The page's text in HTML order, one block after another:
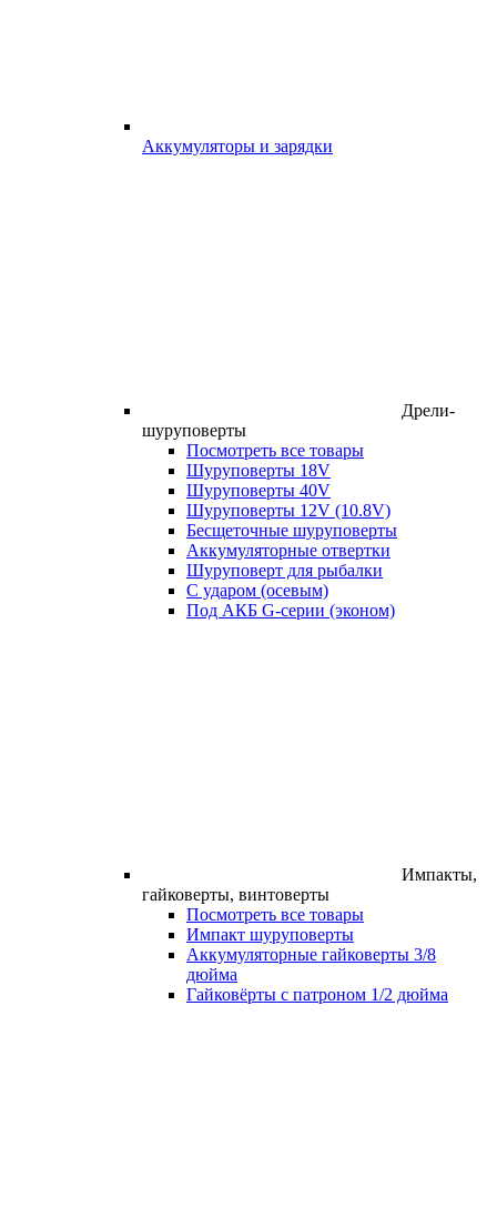
Аккумуляторы и зарядки
Дрели-
шуруповерты
Посмотреть все товары
Шуруповерты 18V
Шуруповерты 40V
Шуруповерты 12V (10.8V)
Бесщеточные шуруповерты
Аккумуляторные отвертки
Шуруповерт для рыбалки
С ударом (осевым)
Под АКБ G-серии (эконом)
Импакты,
гайковерты, винтоверты
Посмотреть все товары
Импакт шуруповерты
Аккумуляторные гайковерты 3/8
дюйма
Гайковёрты с патроном 1/2 дюйма